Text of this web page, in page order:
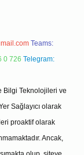
Teams:
0 726 Telegram:
Bilgi Teknolojileri ve
Sağlayıcı olarak
proaktif olarak
Ancak,